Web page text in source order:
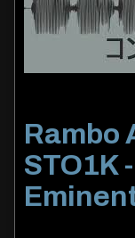
Rambo
STO1K